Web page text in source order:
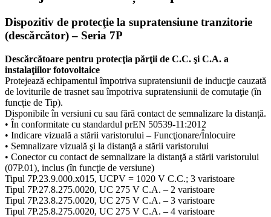
Dispozitiv de protecţie la supratensiune tranzitorie
(descărcător) – Seria 7P
Descărcătoare pentru protecţia părţii de C.C. şi C.A. a
instalaţiilor fotovoltaice
Protejează echipamentul împotriva supratensiunii de inducţie cauzată
de loviturile de trasnet sau împotriva supratensiunii de comutaţie (în
funcție de Tip).
Disponibile în versiuni cu sau fără contact de semnalizare la distanță.
• În conformitate cu standardul prEN 50539-11:2012
• Indicare vizuală a stării varistorului – Funcţionare/Înlocuire
• Semnalizare vizuală şi la distanţă a stării varistorului
• Conector cu contact de semnalizare la distanţă a stării varistorului
(07P.01), inclus (în funcţie de versiune)
Tipul 7P.23.9.000.x015, UCPV = 1020 V C.C.; 3 varistoare
Tipul 7P.27.8.275.0020, UC 275 V C.A. – 2 varistoare
Tipul 7P.23.8.275.0020, UC 275 V C.A. – 3 varistoare
Tipul 7P.25.8.275.0020, UC 275 V C.A. – 4 varistoare